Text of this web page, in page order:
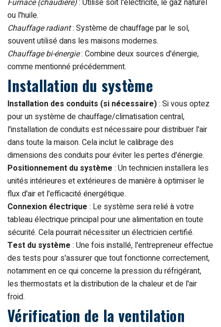
ou l'huile.
Chauffage radiant: Système de chauffage par le sol,
souvent utilisé dans les maisons modernes.
Chauffage bi-énergie: Combine deux sources d'énergie,
comme mentionné précédemment.
Installation du système
Installation des conduits (si nécessaire): Si vous optez
pour un système de chauffage/climatisation central,
l'installation de conduits est nécessaire pour distribuer l'air
dans toute la maison. Cela inclut le calibrage des
dimensions des conduits pour éviter les pertes d'énergie.
Positionnement du système : Un technicien installera les
unités intérieures et extérieures de manière à optimiser le
flux d'air et l'efficacité énergétique.
Connexion électrique : Le système sera relié à votre
tableau électrique principal pour une alimentation en toute
sécurité. Cela pourrait nécessiter un électricien certifié.
Test du système : Une fois installé, l'entrepreneur effectue
des tests pour s'assurer que tout fonctionne correctement,
notamment en ce qui concerne la pression du réfrigérant,
les thermostats et la distribution de la chaleur et de l'air
froid.
Vérification de la ventilation